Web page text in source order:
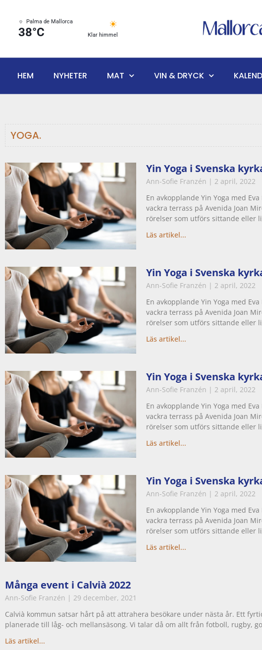
Palma de Mallorca
38°C Klar himmel
HEM NYHETER MAT VIN & DRYCK
YOGA.
Yin Yoga i Svenska
Ann-Sofie Franzén
2 april, 2022
En avkopplande Yin Yoga med
vackra terrass på Avenida Joan
rörelser som utförs sittande eller
Läs artikel...
Yin Yoga i Svenska
Ann-Sofie Franzén
2 april, 2022
En avkopplande Yin Yoga med
vackra terrass på Avenida Joan
rörelser som utförs sittande eller
Läs artikel...
Yin Yoga i Svenska
Ann-Sofie Franzén
2 april, 2022
En avkopplande Yin Yoga med
vackra terrass på Avenida Joan
rörelser som utförs sittande eller
Läs artikel...
Yin Yoga i Svenska
Ann-Sofie Franzén
2 april, 2022
En avkopplande Yin Yoga med
vackra terrass på Avenida Joan
rörelser som utförs sittande eller
Läs artikel...
Många event i Calvià 2022
Ann-Sofie Franzén
29 december, 2021
Calvià kommun satsar hårt på att attrahera besökare under nästa år. Ett
planerade till låg- och mellansäsong. Vi talar då om allt från fotboll, rugby,
Läs artikel...